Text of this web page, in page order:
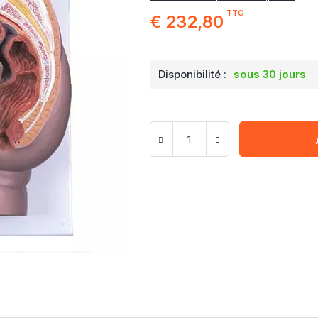
€ 232,80 TTC
Disponibilité : sous 30 jours